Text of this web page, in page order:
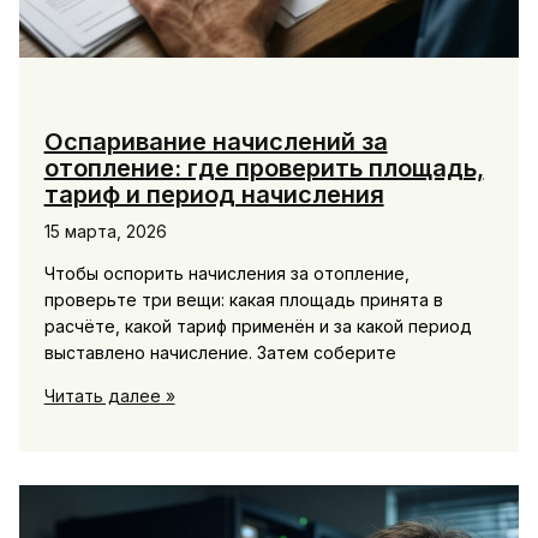
Оспаривание начислений за
отопление: где проверить площадь,
тариф и период начисления
15 марта, 2026
Чтобы оспорить начисления за отопление,
проверьте три вещи: какая площадь принята в
расчёте, какой тариф применён и за какой период
выставлено начисление. Затем соберите
Оспаривание
проверить
Читать далее »